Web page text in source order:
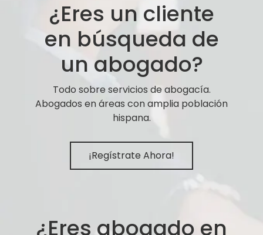
¿Eres un cliente
en búsqueda de
un abogado?
Todo sobre servicios de abogacía.
Abogados en áreas con amplia población
hispana.
¡Regístrate Ahora!
¿Eres abogado en